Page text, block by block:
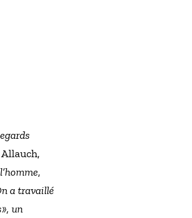
,
a travaillé
», un